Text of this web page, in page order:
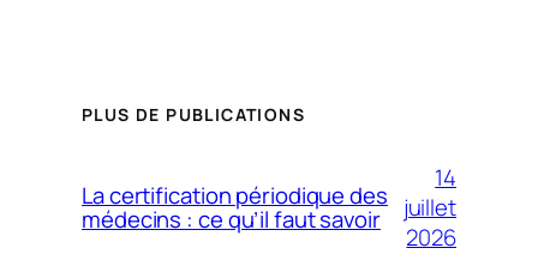
PLUS DE PUBLICATIONS
La certification périodique des
médecins : ce qu’il faut savoir
14
juillet
2026